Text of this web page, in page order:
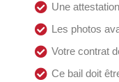
Une
Les photos
Votre contrat
Ce bail doit